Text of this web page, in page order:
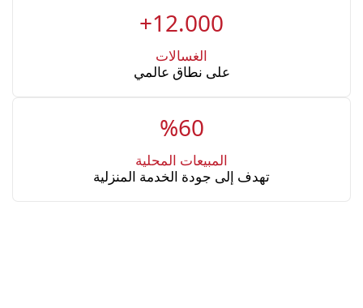
+12.000
الغسالات
على نطاق عالمي
%60
المبيعات المحلية
تهدف إلى جودة الخدمة المنزلية